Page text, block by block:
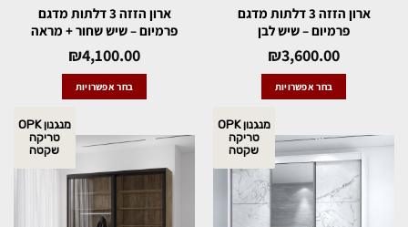
ארון הזזה 3 דלתות מדגם
פרמיום – שיש לבן
₪3,600.00
בחר אפשרויות
ארון הזזה 3 דלתות מדגם
פרמיום – שיש שחור + מראה
₪4,100.00
בחר אפשרויות
מנגנון OPK
טריקה
שקטה
מנגנון OPK
טריקה
שקטה